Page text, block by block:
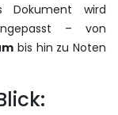
Dokument wird
– von
bis hin zu Noten